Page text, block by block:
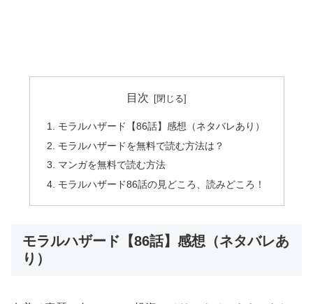
目次
モラルハザード【86話】感想（ネタバレあり）
モラルハザードを無料で読む方法は？
マンガを無料で読む方法
モラルハザード86話の見どころ、読みどころ！
モラルハザード【86話】感想（ネタバレあ
り）